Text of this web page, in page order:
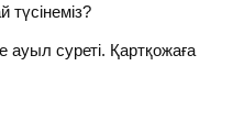
түсінеміз?
ауыл суреті. Қартқожаға